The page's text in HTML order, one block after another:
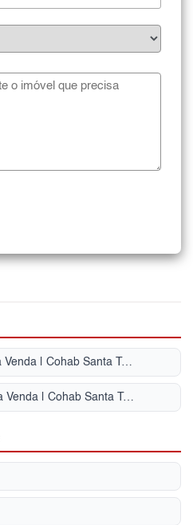
Sobrado com lareira para Venda | Cohab Santa Terezinha
Sobrado com quintal para Venda | Cohab Santa Terezinha